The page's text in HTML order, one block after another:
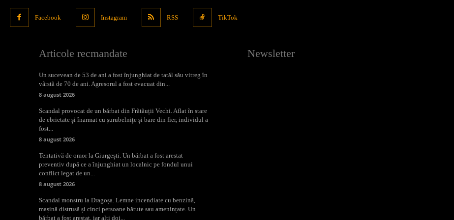
Facebook Instagram RSS TikTok
Articole recmandate
Un sucevean de 53 de ani a fost înjunghiat de tatăl său vitreg în
vârstă de 70 de ani. Agresorul a fost evacuat din...
8 august 2026
Scandal provocat de un bărbat din Frătăuții Vechi. Aflat în stare
de ebrietate și înarmat cu șurubelnițe și bare din fier, individul a
fost...
8 august 2026
Tentativă de omor la Giurgești. Un bărbat a fost arestat
preventiv după ce a înjunghiat un localnic pe fondul unui
conflict legat de un...
8 august 2026
Scandal monstru la Dragoșa. Lemne incendiate cu benzină,
mașină distrusă și cinci persoane bătute sau amenințate. Un
bărbat a fost arestat, iar alți doi...
Newsletter